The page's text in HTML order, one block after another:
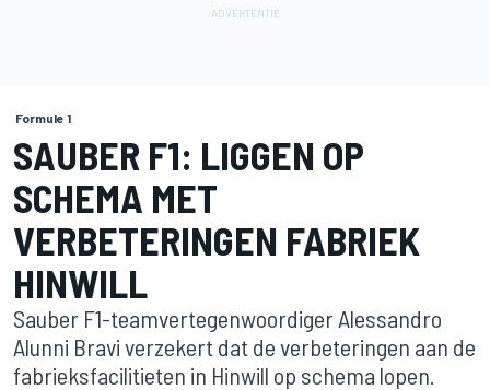
Formule 1
SAUBER F1: LIGGEN OP
SCHEMA MET
VERBETERINGEN FABRIEK
HINWILL
Sauber F1-teamvertegenwoordiger Alessandro
Alunni Bravi verzekert dat de verbeteringen aan de
fabrieksfacilitieten in Hinwill op schema lopen.